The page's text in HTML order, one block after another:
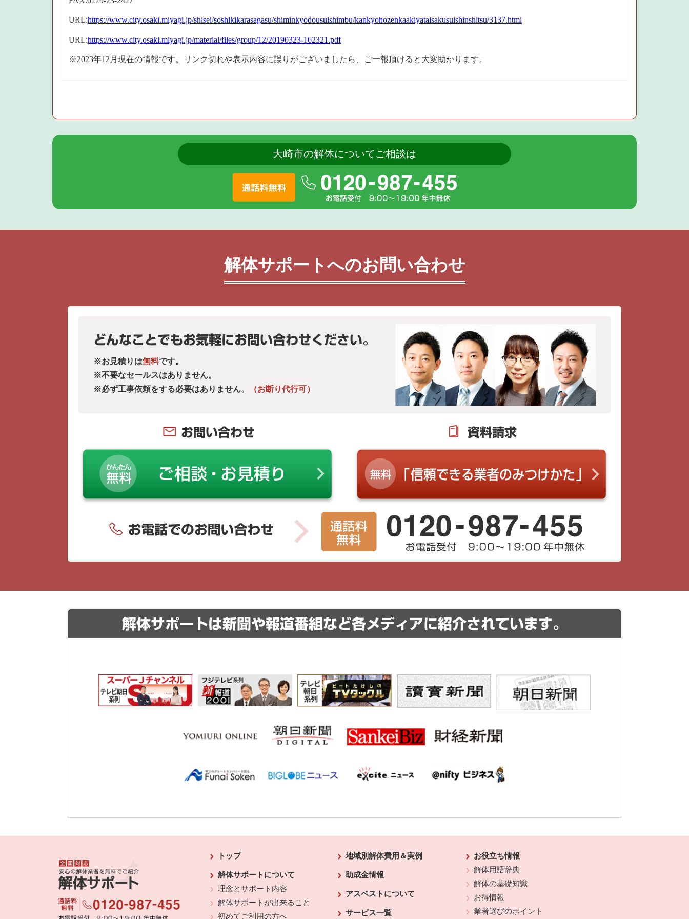
URL:https://www.city.osaki.miyagi.jp/shisei/soshikikarasagasu/shiminkyodousuishimbu/kankyohozenkaakiyataisakusuishinshitsu/3137.html
URL:https://www.city.osaki.miyagi.jp/material/files/group/12/20190323-162321.pdf
※2023年12月現在の情報です。リンク切れや表示内容に誤りがございましたら、ご一報頂けると大変助かります。
大崎市の解体についてご相談は
解体サポートへのお問い合わせ
どんなことでもお気軽にお問い合わせください。
※お見積りは無料です。
※不要なセールスはありません。
※必ず工事依頼をする必要はありません。
（お断り代行可）
お問い合わせ 資料請求
解体サポートは新聞や報道番組など各メディアに紹介されています。
トップ
解体サポートについて
理念とサポート内容
解体サポートが出来ること
初めてご利用の方へ
地域別解体費用＆実例
助成金情報
アスベストについて
サービス一覧
お役立ち情報
解体用語辞典
解体の基礎知識
お得情報
業者選びのポイント